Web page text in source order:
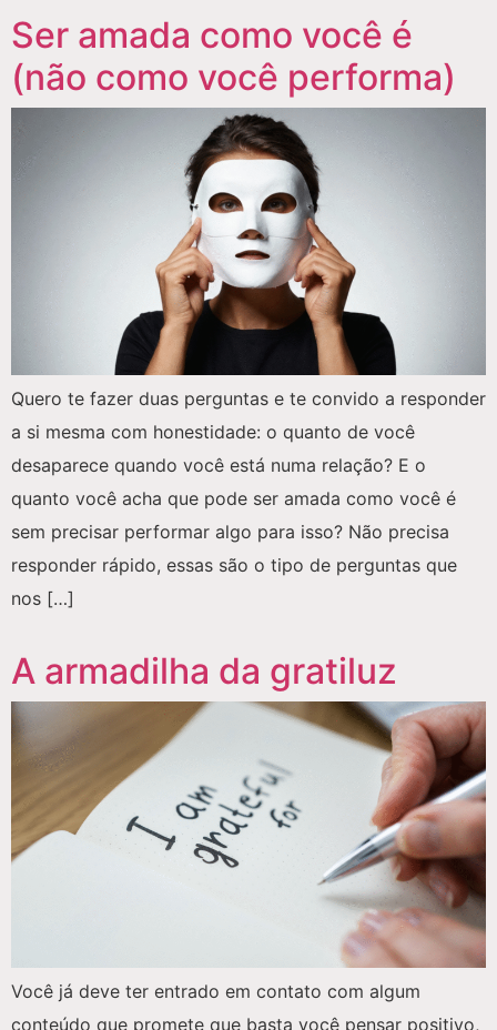
Ser amada como você é
(não como você performa)
Quero te fazer duas perguntas e te convido a responder
a si mesma com honestidade: o quanto de você
desaparece quando você está numa relação? E o
quanto você acha que pode ser amada como você é
sem precisar performar algo para isso? Não precisa
responder rápido, essas são o tipo de perguntas que
nos […]
A armadilha da gratiluz
Você já deve ter entrado em contato com algum
conteúdo que promete que basta você pensar positivo,